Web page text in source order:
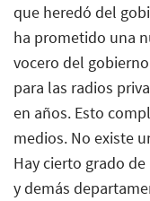
que heredó del
ha prometido una
vocero del
para las radios
en años. Esto
medios. No existe
Hay cierto grado
y demás